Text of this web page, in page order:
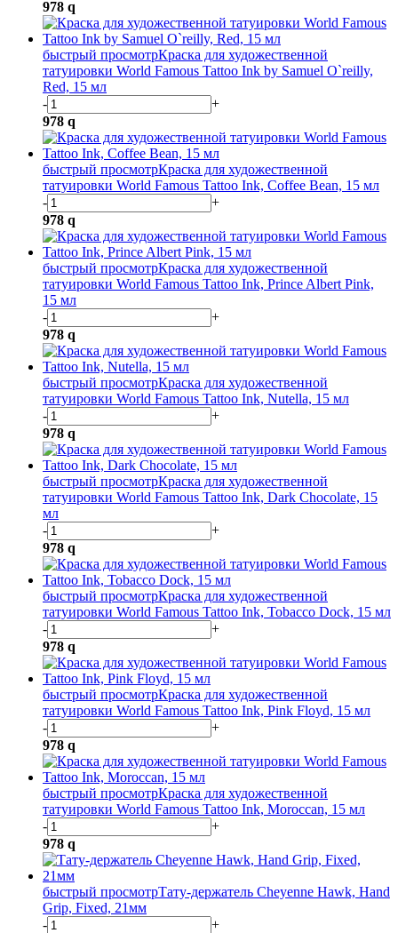
978 q
быстрый просмотрКраска для художественной
татуировки World Famous Tattoo Ink by Samuel O`reilly,
Red, 15 мл
-
+
978 q
быстрый просмотрКраска для художественной
татуировки World Famous Tattoo Ink, Coffee Bean, 15 мл
-
+
978 q
быстрый просмотрКраска для художественной
татуировки World Famous Tattoo Ink, Prince Albert Pink,
15 мл
-
+
978 q
быстрый просмотрКраска для художественной
татуировки World Famous Tattoo Ink, Nutella, 15 мл
-
+
978 q
быстрый просмотрКраска для художественной
татуировки World Famous Tattoo Ink, Dark Chocolate, 15
мл
-
+
978 q
быстрый просмотрКраска для художественной
татуировки World Famous Tattoo Ink, Tobacco Dock, 15 мл
-
+
978 q
быстрый просмотрКраска для художественной
татуировки World Famous Tattoo Ink, Pink Floyd, 15 мл
-
+
978 q
быстрый просмотрКраска для художественной
татуировки World Famous Tattoo Ink, Moroccan, 15 мл
-
+
978 q
быстрый просмотрТату-держатель Cheyenne Hawk, Hand
Grip, Fixed, 21мм
-
+